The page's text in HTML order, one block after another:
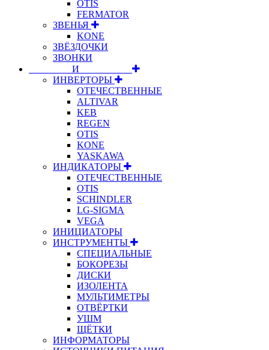
OTIS
FERMATOR
ЗВЕНЬЯ
KONE
ЗВЁЗДОЧКИ
ЗВОНКИ
⠀⠀⠀⠀⠀⠀И⠀⠀⠀⠀⠀⠀⠀
ИНВЕРТОРЫ
ОТЕЧЕСТВЕННЫЕ
ALTIVAR
KEB
REGEN
OTIS
KONE
YASKAWA
ИНДИКАТОРЫ
ОТЕЧЕСТВЕННЫЕ
OTIS
SCHINDLER
LG-SIGMA
VEGA
ИНИЦИАТОРЫ
ИНСТРУМЕНТЫ
СПЕЦИАЛЬНЫЕ
БОКОРЕЗЫ
ДИСКИ
ИЗОЛЕНТА
МУЛЬТИМЕТРЫ
ОТВЁРТКИ
УШМ
ЩЁТКИ
ИНФОРМАТОРЫ